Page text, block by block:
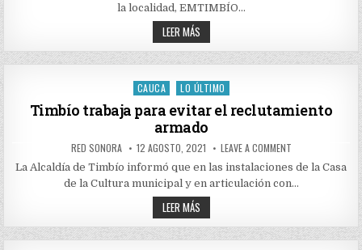
BOLÍVAR
EN
la localidad, EMTIMBÍO…
LEER MÁSCONTINÚA
LA
REPOSICIÓN
DE
EN
EL
PARQUE
SIMÓN
BOLÍVAR
EN
TIMBÍO
Posted
CAUCA LO ÚLTIMO
Timbío trabaja para evitar el reclutamiento
armado
AUTHOR:
RED SONORA PUBLISHED
DATE:
12 AGOSTO, 2021 LEAVE A COMMENTON
TRABAJA
EVITAR
La Alcaldía de Timbío informó que en las instalaciones de la Casa
de la Cultura municipal y en articulación con…
LEER MÁSTIMBÍO
TRABAJA
PARA
EVITAR